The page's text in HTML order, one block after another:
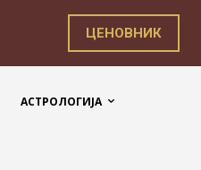
ЦЕНОВНИК
АСТРОЛОГИЈА